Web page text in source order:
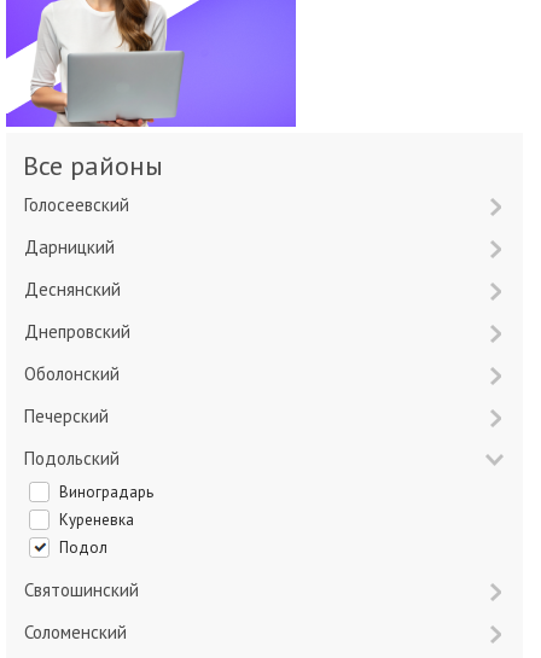
Все районы
Голосеевский
Дарницкий
Деснянский
Днепровский
Оболонский
Печерский
Подольский
Виноградарь
Куреневка
Подол
Святошинский
Соломенский